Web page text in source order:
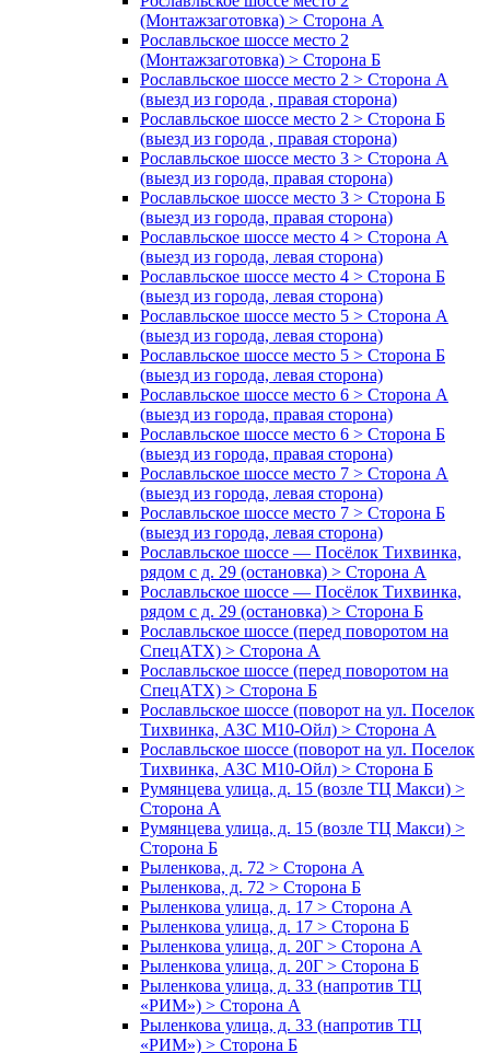
(Монтажзаготовка) > Сторона А
Рославльское шоссе место 2
(Монтажзаготовка) > Сторона Б
Рославльское шоссе место 2 > Сторона А
(выезд из города , правая сторона)
Рославльское шоссе место 2 > Сторона Б
(выезд из города , правая сторона)
Рославльское шоссе место 3 > Сторона А
(выезд из города, правая сторона)
Рославльское шоссе место 3 > Сторона Б
(выезд из города, правая сторона)
Рославльское шоссе место 4 > Сторона А
(выезд из города, левая сторона)
Рославльское шоссе место 4 > Сторона Б
(выезд из города, левая сторона)
Рославльское шоссе место 5 > Сторона А
(выезд из города, левая сторона)
Рославльское шоссе место 5 > Сторона Б
(выезд из города, левая сторона)
Рославльское шоссе место 6 > Сторона А
(выезд из города, правая сторона)
Рославльское шоссе место 6 > Сторона Б
(выезд из города, правая сторона)
Рославльское шоссе место 7 > Сторона А
(выезд из города, левая сторона)
Рославльское шоссе место 7 > Сторона Б
(выезд из города, левая сторона)
Рославльское шоссе — Посёлок Тихвинка,
рядом с д. 29 (остановка) > Сторона А
Рославльское шоссе — Посёлок Тихвинка,
рядом с д. 29 (остановка) > Сторона Б
Рославльское шоссе (перед поворотом на
СпецАТХ) > Сторона А
Рославльское шоссе (перед поворотом на
СпецАТХ) > Сторона Б
Рославльское шоссе (поворот на ул. Поселок
Тихвинка, АЗС М10-Ойл) > Сторона А
Рославльское шоссе (поворот на ул. Поселок
Тихвинка, АЗС М10-Ойл) > Сторона Б
Румянцева улица, д. 15 (возле ТЦ Макси) >
Сторона А
Румянцева улица, д. 15 (возле ТЦ Макси) >
Сторона Б
Рыленкова, д. 72 > Сторона А
Рыленкова, д. 72 > Сторона Б
Рыленкова улица, д. 17 > Сторона А
Рыленкова улица, д. 17 > Сторона Б
Рыленкова улица, д. 20Г > Сторона А
Рыленкова улица, д. 20Г > Сторона Б
Рыленкова улица, д. 33 (напротив ТЦ
«РИМ») > Сторона А
Рыленкова улица, д. 33 (напротив ТЦ
«РИМ») > Сторона Б